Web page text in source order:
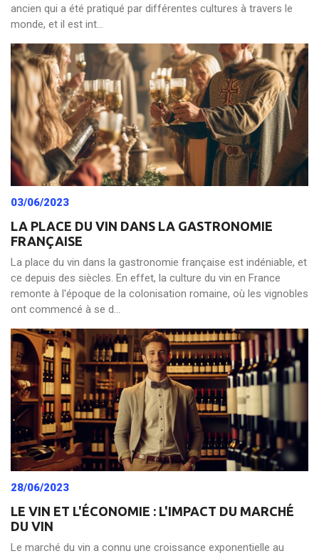
ancien qui a été pratiqué par différentes cultures à travers le
monde, et il est int...
03/06/2023
LA PLACE DU VIN DANS LA GASTRONOMIE
FRANÇAISE
La place du vin dans la gastronomie française est indéniable, et
ce depuis des siècles. En effet, la culture du vin en France
remonte à l'époque de la colonisation romaine, où les vignobles
ont commencé à se d...
28/06/2023
LE VIN ET L'ÉCONOMIE : L'IMPACT DU MARCHÉ
DU VIN
Le marché du vin a connu une croissance exponentielle au